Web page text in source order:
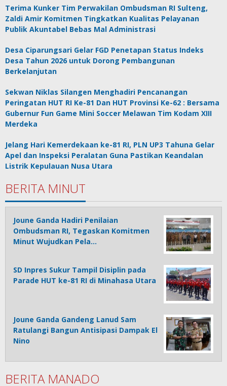
Terima Kunker Tim Perwakilan Ombudsman RI Sulteng,
Zaldi Amir Komitmen Tingkatkan Kualitas Pelayanan
Publik Akuntabel Bebas Mal Administrasi
Desa Ciparungsari Gelar FGD Penetapan Status Indeks
Desa Tahun 2026 untuk Dorong Pembangunan
Berkelanjutan
Sekwan Niklas Silangen Menghadiri Pencanangan
Peringatan HUT RI Ke-81 Dan HUT Provinsi Ke-62 : Bersama
Gubernur Fun Game Mini Soccer Melawan Tim Kodam XIII
Merdeka
Jelang Hari Kemerdekaan ke-81 RI, PLN UP3 Tahuna Gelar
Apel dan Inspeksi Peralatan Guna Pastikan Keandalan
Listrik Kepulauan Nusa Utara
BERITA MINUT
Joune Ganda Hadiri Penilaian
Ombudsman RI, Tegaskan Komitmen
Minut Wujudkan Pela…
SD Inpres Sukur Tampil Disiplin pada
Parade HUT ke-81 RI di Minahasa Utara
Joune Ganda Gandeng Lanud Sam
Ratulangi Bangun Antisipasi Dampak El
Nino
BERITA MANADO